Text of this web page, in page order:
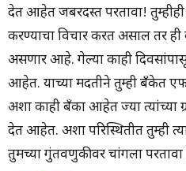
देत आहेत जबरदस्त परतावा!
करण्याचा विचार करत असाल तर
असणार आहे. गेल्या काही
आहेत. याच्या मदतीने तुम्ही बँकेत
अशा काही बँका आहेत ज्या त्यांच्या
देत आहेत. अशा परिस्थितीत तुम्ही
तुमच्या गुंतवणुकीवर चांगला